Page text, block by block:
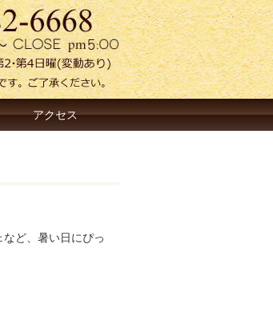
アクセス
ど、暑い日にぴっ